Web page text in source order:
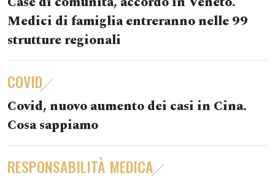
Medici di famiglia entreranno nelle 99
strutture regionali
COVID
Covid, nuovo aumento dei casi in Cina.
Cosa sappiamo
RESPONSABILITÀ MEDICA